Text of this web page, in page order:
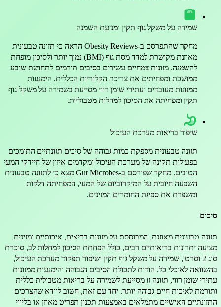
שמירה על משקל גוף תקין ומניעת השמנה
מחקר שהתפרסם ב-Obesity Reviews הראה כי תזונה טבעונית
מאוזנת מקושרת למדד מסת גוף (BMI) נמוך יותר ולסיכון מופחת
להשמנה. מזונות צמחיים עשירים בסיבים תורמים לתחושת שובע
ממושכת ומפחיתים את צריכת הקלוריות הכללית. הימנעות
ממזונות מעובדים ועתירי שומן רווי מסייעת בשמירה על משקל גוף
תקין ומפחיתה את הסיכון למחלות מטבוליות.
שיפור בריאות מערכת העיכול
תזונה טבעונית מספקת כמות גבוהה של סיבים תזונתיים התומכים
בפעילות תקינה של מערכת העיכול ומקדמים איזון של חיידקי המעי
הטובים. מחקר שפורסם ב-Gut Microbes מצא כי לתזונה טבעונית
השפעה חיובית על המיקרוביום של המעי, המפחיתה דלקות
ומשפרת את ספיגת החומרים המזינים.
טבעונית מאוזנת, המבוססת על מזונות בריאים, איכותיים ומזינים,
יתרונות בריאותיים רבים, כולל הפחתת הסיכון למחלות לב, סוכרת
2 וסרטן, שמירה על משקל גוף תקין ושיפור תפקוד מערכת העיכול,
לאוכלי כל. הודות לתכולת הסיבים הגבוהה והימנעות ממזונות
שומן רווי, תזונה זו מסייעת לשמירה על בריאות מטבולית כללית
לאיכות חיים גבוהה יותר. יחד עם זאת, חשוב לוודא שהצרכים
האישיים מתמלאים באמצעות תכנון תפריט מאוזן או בליווי